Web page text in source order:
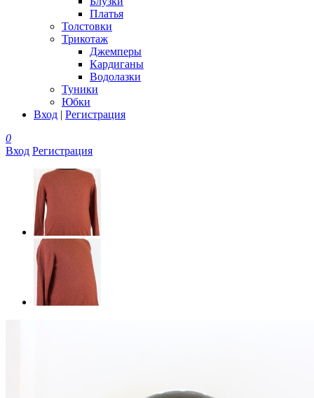
Платья
Толстовки
Трикотаж
Джемперы
Кардиганы
Водолазки
Туники
Юбки
Вход | Регистрация
0
Вход Регистрация